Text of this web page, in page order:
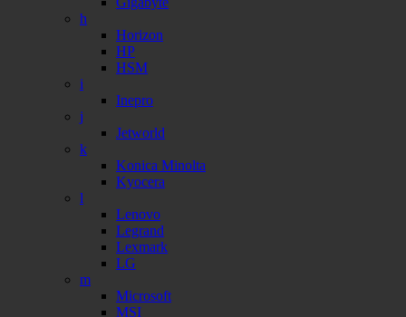
h
Horizon
HP
HSM
i
Inepro
j
Jetworld
k
Konica Minolta
Kyocera
l
Lenovo
Legrand
Lexmark
LG
m
Microsoft
MSI